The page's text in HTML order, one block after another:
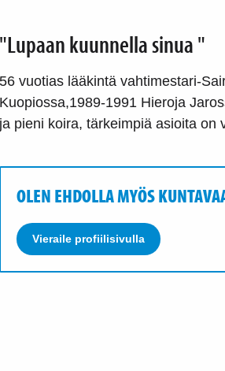
"Lupaan kuunnella sinua "
56 vuotias lääkintä vahtimestari-
Kuopiossa,1989-1991 Hieroja
ja pieni koira, tärkeimpiä asioita on
OLEN EHDOLLA MYÖS
Vieraile profiilisivulla